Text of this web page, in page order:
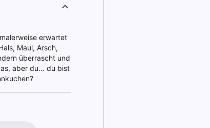
erwartet
Maul, Arsch,
überrascht und
aber du... du bist